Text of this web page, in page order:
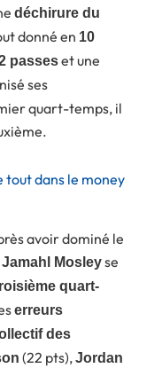
déchirure du
donné en 10
passeset une
ses
quart-temps, il
dans le money
avoir dominé le
Jamahl Mosleyse
quart-
erreurs
des
(22 pts),Jordan